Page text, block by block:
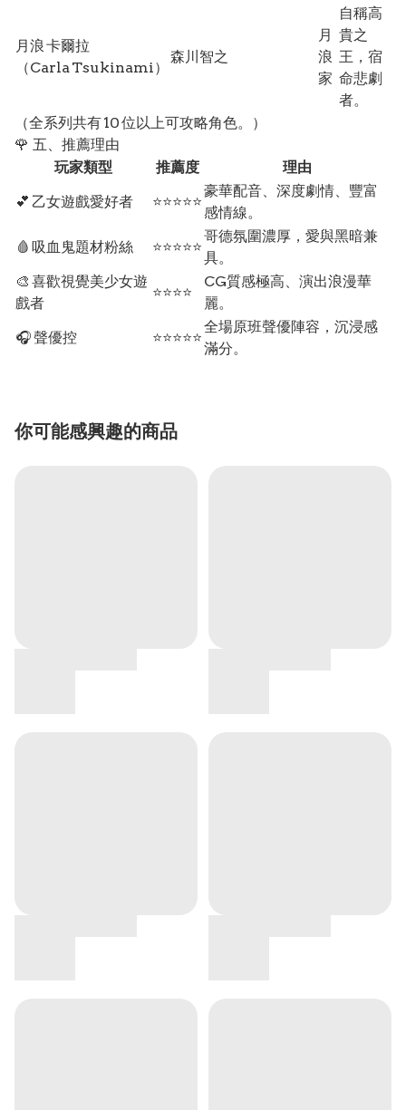
月浪 卡爾拉
（Carla Tsukinami）
森川智之
月
浪
家
自稱高
貴之
王，宿
命悲劇
者。
（全系列共有 10 位以上可攻略角色。）
🌹 五、推薦理由
玩家類型
推薦度
理由
💕 乙女遊戲愛好者
⭐⭐⭐⭐⭐
豪華配音、深度劇情、豐富
感情線。
🩸 吸血鬼題材粉絲
⭐⭐⭐⭐⭐
哥德氛圍濃厚，愛與黑暗兼
具。
🎨 喜歡視覺美少女遊
戲者
⭐⭐⭐⭐
CG質感極高、演出浪漫華
麗。
🎧 聲優控
⭐⭐⭐⭐⭐
全場原班聲優陣容，沉浸感
滿分。
你可能感興趣的商品